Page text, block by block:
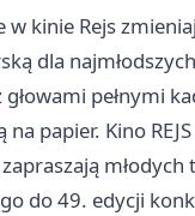
w kinie Rejs
dla
głowami pełnymi
papier. Kino REJS
młodych
do 49. edycji